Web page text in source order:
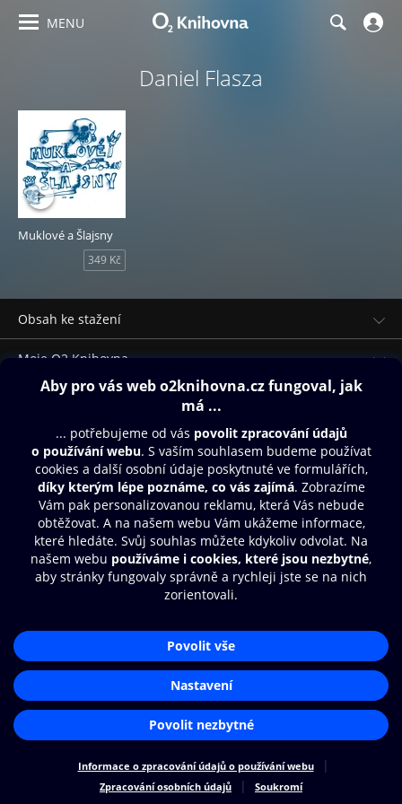
MENU
Daniel Flasza
Muklové a Šlajsny
349 Kč
Obsah ke stažení
Moje O2 Knihovna
Další zábava
© O2 Czech Republic a.s.
Nákupní řád
Přístupnost
Zásady zpracování osobních údajů
Cookies
Aplikace O2 Knihovna
Čti a poslouchej své e-knihy a
audioknihy rychleji a pohodlněji.